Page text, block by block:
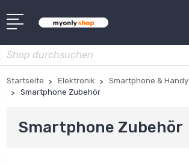
Suche
Startseite Elektronik
Smartphone & Handy
Smartphone Zubehör
Smartphone Zubehör